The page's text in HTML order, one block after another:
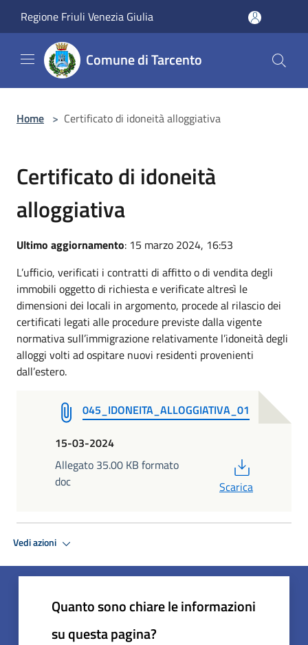
Regione Friuli Venezia Giulia
Comune di Tarcento
Home > Certificato di idoneità alloggiativa
Certificato di idoneità
alloggiativa
Ultimo aggiornamento: 15 marzo 2024, 16:53
L’ufficio, verificati i contratti di affitto o di vendita degli
immobili oggetto di richiesta e verificate altresì le
dimensioni dei locali in argomento, procede al rilascio dei
certificati legati alle procedure previste dalla vigente
normativa sull’immigrazione relativamente l’idoneità degli
alloggi volti ad ospitare nuovi residenti provenienti
dall’estero.
045_IDONEITA_ALLOGGIATIVA_01
15-03-2024
Allegato 35.00 KB formato
doc
Scarica
Vedi azioni
Quanto sono chiare le informazioni
su questa pagina?